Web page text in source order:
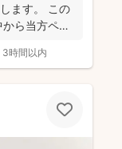
ます。 この
ら当方ペー
3時間以内